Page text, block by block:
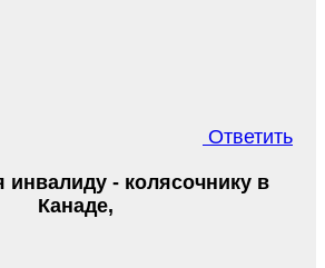
Ответить
инвалиду - колясочнику в
Канаде,